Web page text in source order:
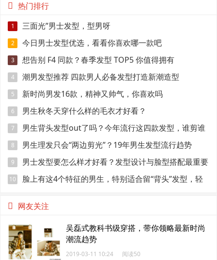
热门排行
1 三面光”男士发型，型男呀
2 今日男士发型优选，看看你喜欢哪一款吧
3 想告别 F4 同款？春季发型 TOP5 你值得拥有
4 潮男发型推荐 四款男人必备发型打造新潮造型
5 新时尚男发16款，精神又帅气，你喜欢吗
6 男生秋冬天穿什么样的毛衣才好看？
7
男生背头发型out了吗？今年流行这四款发型，谁剪谁
帅！
8 男生理发只会“两边剪光”？19年男生发型流行趋势
9 男士发型要怎么样才好看？发型设计与脸型搭配最重要
10
脸上有这4个特征的男生，特别适合留“背头”发型，轻
网友关注
吴磊式教科书级穿搭，带你领略最新时尚
潮流趋势
2019-03-11 10:24 阅读50